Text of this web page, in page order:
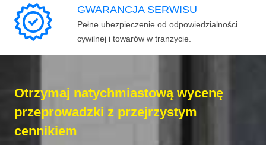
GWARANCJA SERWISU
Pełne ubezpieczenie od odpowiedzialności
cywilnej i towarów w tranzycie.
Otrzymaj natychmiastową wycenę
przeprowadzki z przejrzystym
cennikiem